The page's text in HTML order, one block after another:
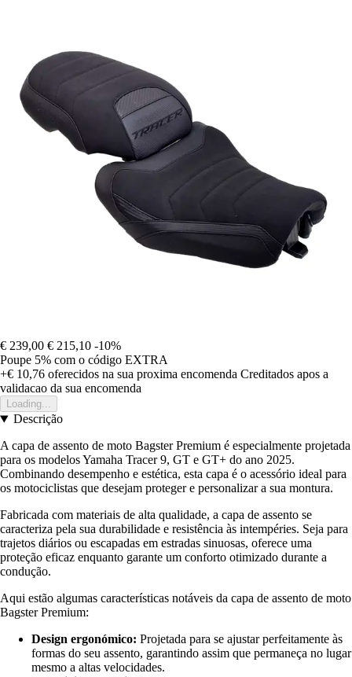
€ 239,00 € 215,10 -10%
Poupe 5% com o código EXTRA
+€ 10,76 oferecidos na sua proxima encomenda Creditados apos a
validacao da sua encomenda
Loading...
Descrição
A capa de assento de moto Bagster Premium é especialmente projetada
para os modelos Yamaha Tracer 9, GT e GT+ do ano 2025.
Combinando desempenho e estética, esta capa é o acessório ideal para
os motociclistas que desejam proteger e personalizar a sua montura.
Fabricada com materiais de alta qualidade, a capa de assento se
caracteriza pela sua durabilidade e resistência às intempéries. Seja para
trajetos diários ou escapadas em estradas sinuosas, oferece uma
proteção eficaz enquanto garante um conforto otimizado durante a
condução.
Aqui estão algumas características notáveis da capa de assento de moto
Bagster Premium:
Design ergonómico: Projetada para se ajustar perfeitamente às
formas do seu assento, garantindo assim que permaneça no lugar
mesmo a altas velocidades.